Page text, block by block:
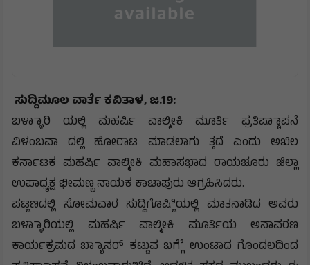
ಸುದ್ದಿಮೂಲ ವಾರ್ತೆ ಕವಿತಾಳ, ಜ.19:
ಬಳ್ಳಾಾರಿ ಯಲ್ಲಿ ಮಹರ್ಷಿ ವಾಲ್ಮೀಕಿ ಮೂರ್ತಿ ಪ್ರತಿಷ್ಠಾಾಪನೆ
ವಿಳಂಬವಾ ದಲ್ಲಿ ಹೋರಾಟ ಮಾಡಲಾಗು ತ್ತದೆ ಎಂದು ಅಖಿಲ
ಕರ್ನಾಟಕ ಮಹರ್ಷಿ ವಾಲ್ಮೀಕಿ ಮಹಾಸಭಾದ ರಾಯಚೂರು ಜಿಲ್ಲಾ
ಉಪಾಧ್ಯಕ್ಷ ಭೀಮಣ್ಣ ನಾಯಕ ಕಾಚಾಪುರು ಆಗ್ರಹಿಸಿದರು.
ಪಟ್ಟಣದಲ್ಲಿ ಸೋಮವಾರ ಸುದ್ದಿಗೊಷ್ಟಿಿಯಲ್ಲಿ ಮಾತನಾಡಿದ ಅವರು
ಬಳ್ಳಾಾರಿಯಲ್ಲಿ ಮಹರ್ಷಿ ವಾಲ್ಮೀಕಿ ಮೂರ್ತಿಯ ಅನಾವರಣ
ಕಾರ್ಯಕ್ರಮದ ಬ್ಯಾಾನರ್ ಕಟ್ಟುವ ಬಗ್ಗೆೆ ಉಂಟಾದ ಗೊಂದಲದಿಂದ